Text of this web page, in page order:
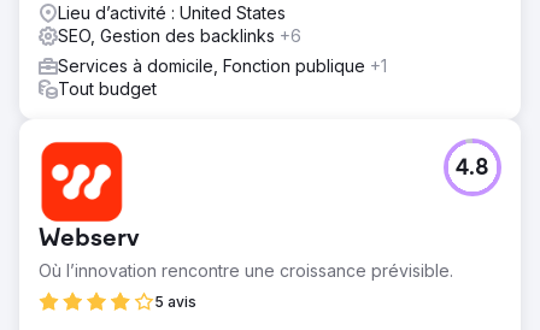
Lieu d’activité : United States
SEO, Gestion des backlinks +6
Services à domicile, Fonction publique +1
Tout budget
Webserv
Où l’innovation rencontre une croissance prévisible.
5 avis
4.8